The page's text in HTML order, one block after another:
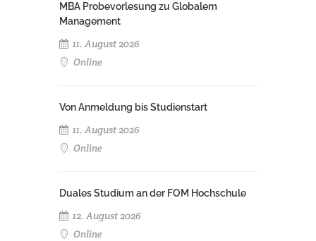
MBA Probevorlesung zu Globalem
Management
11. August 2026
Online
Von Anmeldung bis Studienstart
11. August 2026
Online
Duales Studium an der FOM Hochschule
12. August 2026
Online